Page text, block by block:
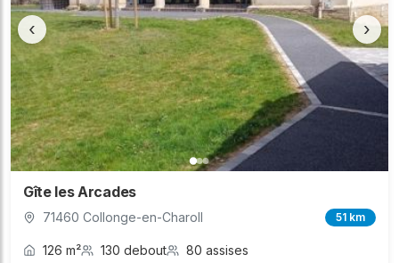
‹ ›
Gîte les Arcades
71460 Collonge-en-Charoll 51 km
126 m² 130 debout 80 assises